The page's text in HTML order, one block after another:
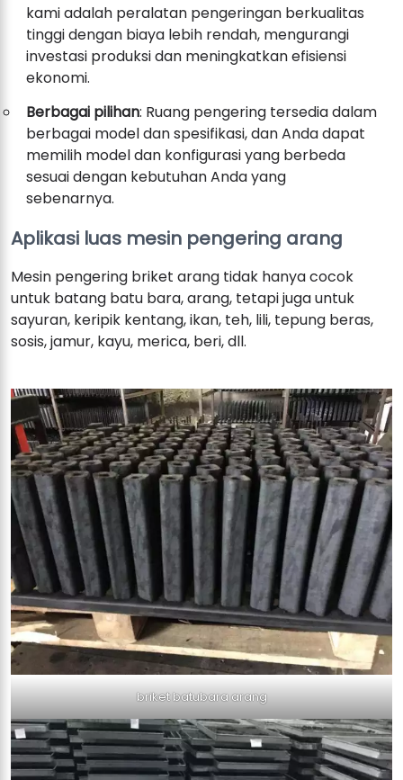
kami adalah peralatan pengeringan berkualitas
tinggi dengan biaya lebih rendah, mengurangi
investasi produksi dan meningkatkan efisiensi
ekonomi.
Berbagai pilihan: Ruang pengering tersedia dalam
berbagai model dan spesifikasi, dan Anda dapat
memilih model dan konfigurasi yang berbeda
sesuai dengan kebutuhan Anda yang
sebenarnya.
Aplikasi luas mesin pengering arang
Mesin pengering briket arang tidak hanya cocok
untuk batang batu bara, arang, tetapi juga untuk
sayuran, keripik kentang, ikan, teh, lili, tepung beras,
sosis, jamur, kayu, merica, beri, dll.
briket batubara arang